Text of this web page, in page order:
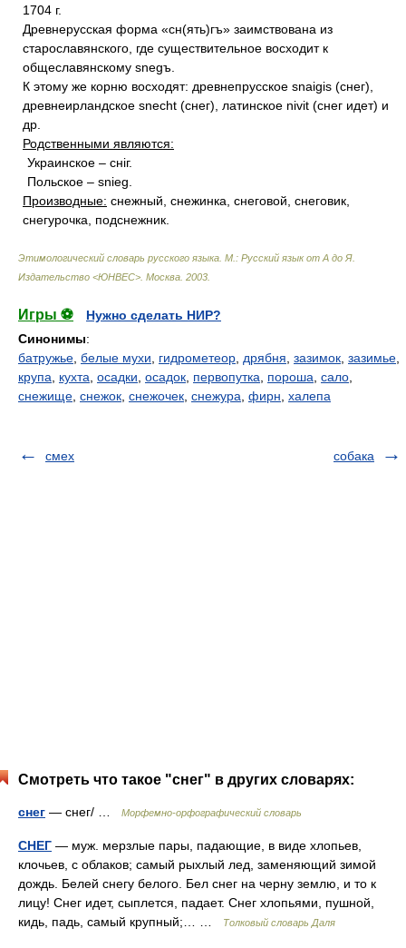
1704 г.
Древнерусская форма «сн(ять)гъ» заимствована из
старославянского, где существительное восходит к
общеславянскому snegъ.
К этому же корню восходят: древнепрусское snaigis (снег),
древнеирландское snecht (снег), латинское nivit (снег идет) и
др.
Родственными являются:
Украинское – снiг.
Польское – snieg.
Производные: снежный, снежинка, снеговой, снеговик,
снегурочка, подснежник.
Этимологический словарь русского языка. М.: Русский язык от А до Я.
Издательство <ЮНВЕС> Москва 2003
Игры ⚽
Нужно сделать НИР?
Синонимы:
батружье белые мухи гидрометеор дрябня зазимок зазимье
крупа
кухта осадки осадок первопутка пороша сало
снежище снежок снежочек снежура фирн халепа
смех собака
Смотреть что такое "снег" в других словарях:
снег — снег/ … Морфемно-орфографический словарь
СНЕГ — муж. мерзлые пары, падающие, в виде хлопьев,
клочьев, с облаков; самый рыхлый лед, заменяющий зимой
дождь. Белей снегу белого. Бел снег на черну землю, и то к
лицу! Снег идет, сыплется, падает. Снег хлопьями, пушной,
кидь, падь, самый крупный;… …
Толковый словарь Даля